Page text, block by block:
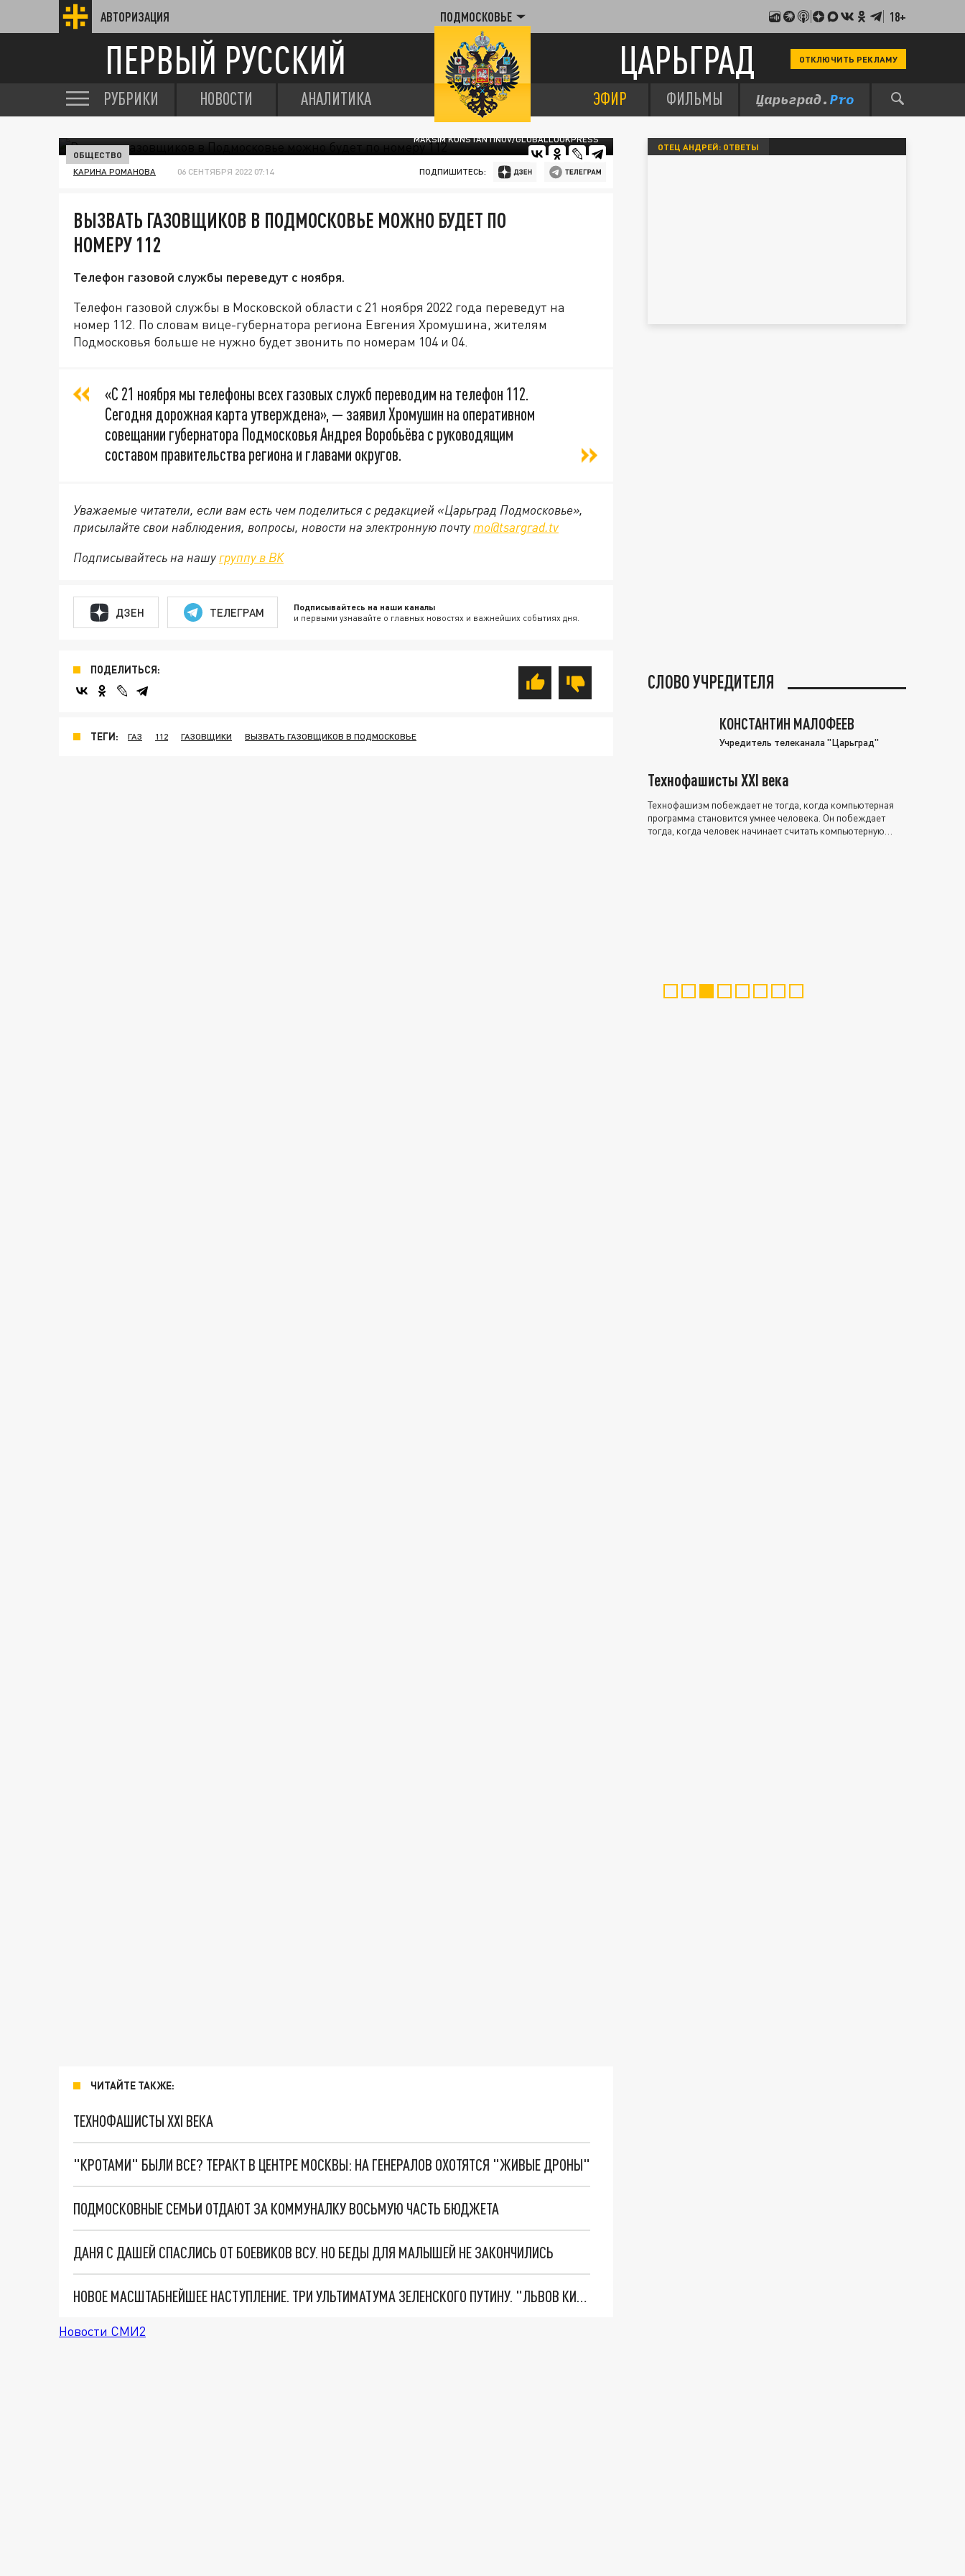
АВТОРИЗАЦИЯ ПОДМОСКОВЬЕ 18+
ПЕРВЫЙ РУССКИЙ ЦАРЬГРАД ОТКЛЮЧИТЬ РЕКЛАМУ
РУБРИКИ НОВОСТИ АНАЛИТИКА ЭФИР ФИЛЬМЫ
MAKSIM KONSTANTINOV/GLOBALLOOKPRESS
ОБЩЕСТВО
КАРИНА РОМАНОВА 06 СЕНТЯБРЯ 2022 07:14 ПОДПИШИТЕСЬ:
ВЫЗВАТЬ ГАЗОВЩИКОВ В ПОДМОСКОВЬЕ МОЖНО БУДЕТ ПО
НОМЕРУ 112
Телефон газовой службы переведут с ноября.
Телефон газовой службы в Московской области с 21 ноября 2022 года переведут на
номер 112. По словам вице-губернатора региона Евгения Хромушина, жителям
Подмосковья больше не нужно будет звонить по номерам 104 и 04.
«С 21 ноября мы телефоны всех газовых служб переводим на телефон 112.
Сегодня дорожная карта утверждена», — заявил Хромушин на оперативном
совещании губернатора Подмосковья Андрея Воробьёва с руководящим
составом правительства региона и главами округов.
Уважаемые читатели, если вам есть чем поделиться с редакцией «Царьград Подмосковье»,
присылайте свои наблюдения, вопросы, новости на электронную почту mo@tsargrad.tv
Подписывайтесь на нашу группу в ВК
ДЗЕН ТЕЛЕГРАМ Подписывайтесь на наши каналы
и первыми узнавайте о главных новостях и важнейших событиях дня.
ПОДЕЛИТЬСЯ:
ТЕГИ: ГАЗ 112 ГАЗОВЩИКИ ВЫЗВАТЬ ГАЗОВЩИКОВ В ПОДМОСКОВЬЕ
ЧИТАЙТЕ ТАКЖЕ:
ТЕХНОФАШИСТЫ XXI ВЕКА
"КРОТАМИ" БЫЛИ ВСЕ? ТЕРАКТ В ЦЕНТРЕ МОСКВЫ: НА ГЕНЕРАЛОВ ОХОТЯТСЯ "ЖИВЫЕ ДРОНЫ"
ПОДМОСКОВНЫЕ СЕМЬИ ОТДАЮТ ЗА КОММУНАЛКУ ВОСЬМУЮ ЧАСТЬ БЮДЖЕТА
ДАНЯ С ДАШЕЙ СПАСЛИСЬ ОТ БОЕВИКОВ ВСУ. НО БЕДЫ ДЛЯ МАЛЫШЕЙ НЕ ЗАКОНЧИЛИСЬ
НОВОЕ МАСШТАБНЕЙШЕЕ НАСТУПЛЕНИЕ. ТРИ УЛЬТИМАТУМА ЗЕЛЕНСКОГО ПУТИНУ. "ЛЬВОВ КИМА" ПОСТАВЯТ НА ПВО? ГЛОБАЛЬНЫЙ ПРОРЫВ ПОД ЗАПОРОЖЬЕМ
Новости СМИ2
ОТЕЦ АНДРЕЙ: ОТВЕТЫ
СЛОВО УЧРЕДИТЕЛЯ
КОНСТАНТИН МАЛОФЕЕВ
Учредитель телеканала "Царьград"
Технофашисты XXI века
Технофашизм побеждает не тогда, когда компьютерная
программа становится умнее человека. Он побеждает
тогда, когда человек начинает считать компьютерную